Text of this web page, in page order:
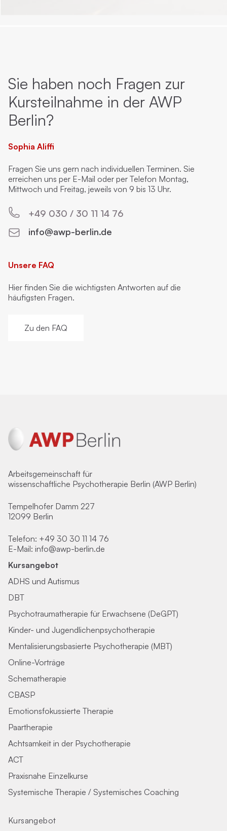
Sie haben noch Fragen zur
Kursteilnahme in der AWP
Berlin?
Sophia Aliffi
Fragen Sie uns gern nach individuellen Terminen. Sie
erreichen uns per E-Mail oder per Telefon Montag,
Mittwoch und Freitag, jeweils von 9 bis 13 Uhr.
+49 030 / 30 11 14 76
info@awp-berlin.de
Unsere FAQ
Hier finden Sie die wichtigsten Antworten auf die
häufigsten Fragen.
Zu den FAQ
Arbeitsgemeinschaft für
wissenschaftliche Psychotherapie Berlin (AWP Berlin)
Tempelhofer Damm 227
12099 Berlin
Telefon: +49 30 30 11 14 76
E-Mail: info@awp-berlin.de
Kursangebot
ADHS und Autismus
DBT
Psychotraumatherapie für Erwachsene (DeGPT)
Kinder- und Jugendlichenpsychotherapie
Mentalisierungsbasierte Psychotherapie (MBT)
Online-Vorträge
Schematherapie
CBASP
Emotionsfokussierte Therapie
Paartherapie
Achtsamkeit in der Psychotherapie
ACT
Praxisnahe Einzelkurse
Systemische Therapie / Systemisches Coaching
Kursangebot